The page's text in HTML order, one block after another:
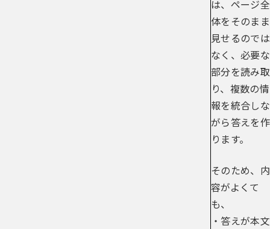
は、ページ全
体をそのまま
見せるのでは
なく、必要な
部分を読み取
り、複数の情
報を統合しな
がら答えを作
ります。
そのため、内
容がよくて
も、
・答えが本文